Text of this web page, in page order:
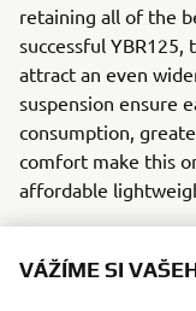
retaining all of the
successful YBR125,
attract an even
suspension ensure
consumption,
comfort make this
affordable
be attributed to its
VÁŽÍME SI